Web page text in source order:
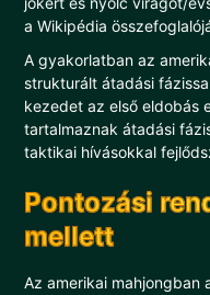
a Wikipédia
A gyakorlatban az
strukturált átadási
kezedet az első eldobás
tartalmaznak átadási
taktikai hívásokkal
Pontozási
mellett
Az amerikai mahjongban